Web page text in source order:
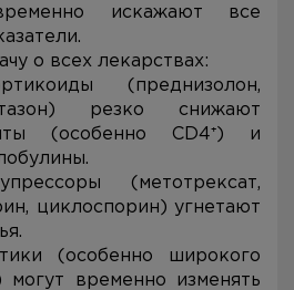
искажают все
о всех лекарствах:
(преднизолон,
резко снижают
(особенно CD4⁺) и
(метотрексат,
циклоспорин) угнетают
(особенно широкого
могут временно изменять